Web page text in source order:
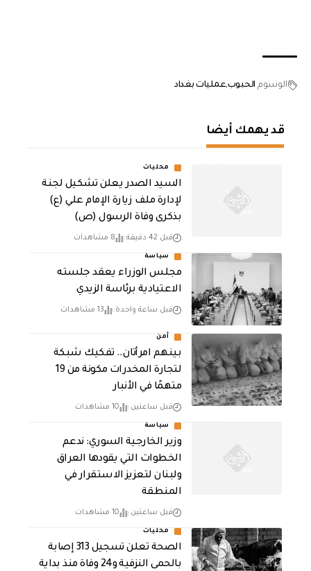
الوسوم الحبوبعمليات بغداد
قد يهمك أيضا
محليات
السيد الصدر يعلن تشكيل لجنة
لإدارة ملف زيارة الإمام علي (ع)
بذكرى وفاة الرسول (ص)
قبل 42 دقيقة 8 مشاهدات
سياسة
مجلس الوزراء يعقد جلسته
الاعتيادية برئاسة الزيدي
قبل ساعة واحدة 13 مشاهدات
أمن
بينهم امرأتان.. تفكيك شبكة
لتجارة المخدرات مكونة من 19
متهمًا في الأنبار
قبل ساعتين 10 مشاهدات
سياسة
وزير الخارجية السوري: ندعم
الخطوات التي يقودها العراق
ولبنان لتعزيز الاستقرار في
المنطقة
قبل ساعتين 10 مشاهدات
محليات
الصحة تعلن تسجيل 313 إصابة
بالحمى النزفية و24 وفاة منذ بداية